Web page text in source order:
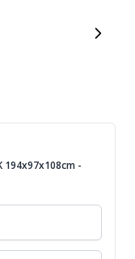
194x97x108cm -